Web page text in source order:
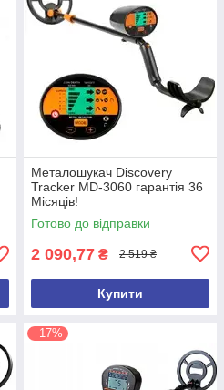
Металошукач Discovery
Tracker MD-3060 гарантія 36
Місяців!
Готово до відправки
2 090,77 ₴ 2 519 ₴
Купити
–17%